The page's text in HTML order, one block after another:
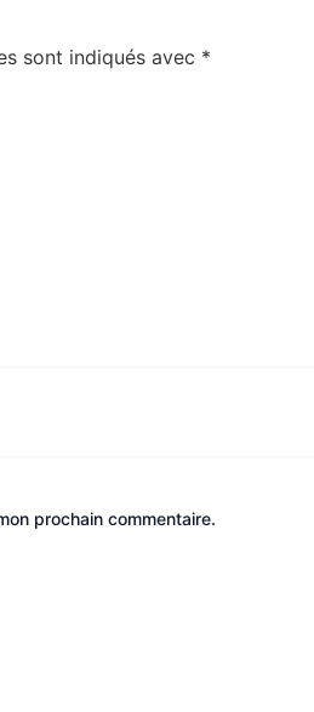
sont indiqués avec *
prochain commentaire.